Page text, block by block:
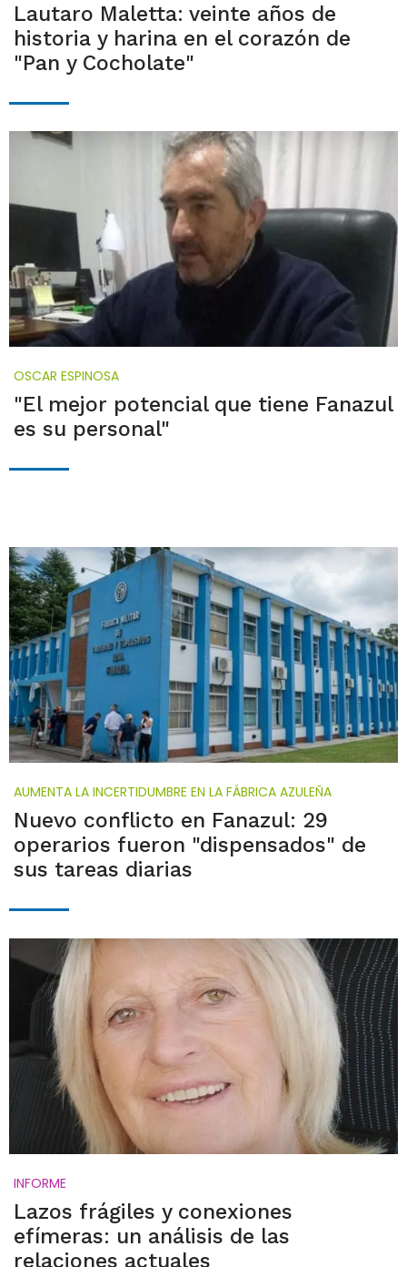
Lautaro Maletta: veinte años de
historia y harina en el corazón de
"Pan y Cocholate"
OSCAR ESPINOSA
"El mejor potencial que tiene Fanazul
es su personal"
AUMENTA LA INCERTIDUMBRE EN LA FÁBRICA AZULEÑA
Nuevo conflicto en Fanazul: 29
operarios fueron "dispensados" de
sus tareas diarias
INFORME
Lazos frágiles y conexiones
efímeras: un análisis de las
relaciones actuales